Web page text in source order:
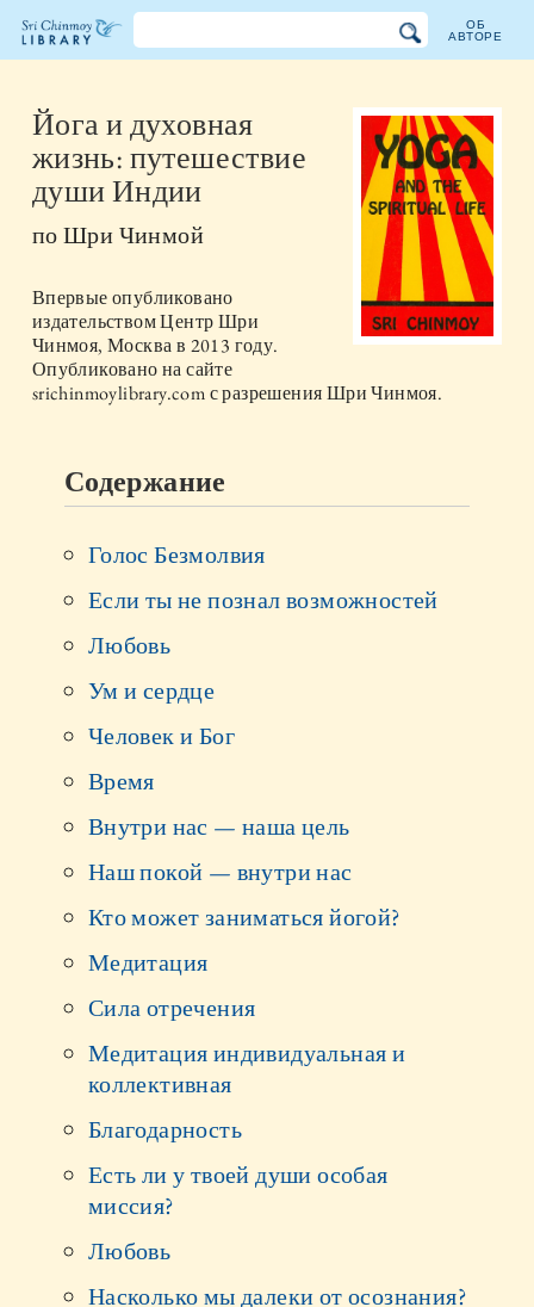
Библиотека
Шри
Чинмоя
ОБ
АВТОРЕ
Йога и духовная
жизнь: путешествие
души Индии
поШри Чинмой
Впервые опубликовано
издательствомЦентр Шри
Чинмоя, Москвав 2013 году.
Опубликовано на сайте
srichinmoylibrary.com с разрешения Шри Чинмоя.
Содержание
Голос Безмолвия
Если ты не познал возможностей
Любовь
Ум и сердце
Человек и Бог
Время
Внутри нас — наша цель
Наш покой — внутри нас
Кто может заниматься йогой?
Медитация
Сила отречения
Медитация индивидуальная и
коллективная
Благодарность
Есть ли у твоей души особая
миссия?
Любовь
Насколько мы далеки от осознания?